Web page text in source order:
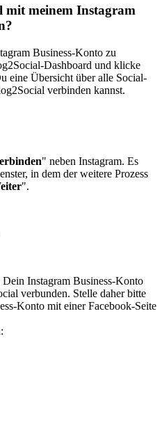
mit meinem Instagram
Business-Konto zu
Dashboard und klicke
eine Übersicht über alle Social-
verbinden kannst.
" neben Instagram. Es
in dem der weitere Prozess
".
Instagram Business-Konto
verbunden. Stelle daher bitte
Konto mit einer Facebook-Seite